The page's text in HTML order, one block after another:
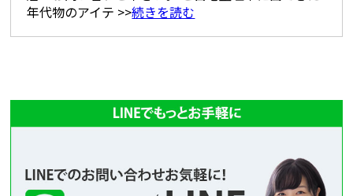
年代物のアイテ >>続きを読む